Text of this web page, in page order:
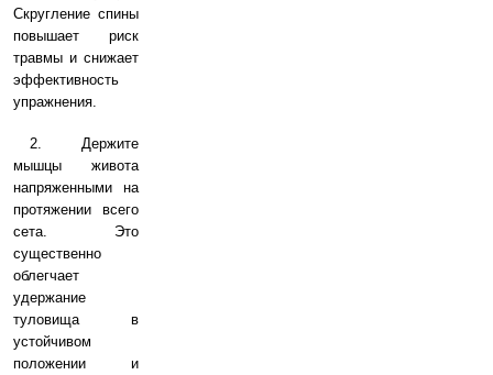
Скругление спины
повышает риск
травмы и снижает
эффективность
упражнения.
2. Держите
мышцы живота
напряженными на
протяжении всего
сета. Это
существенно
облегчает
удержание
туловища в
устойчивом
положении и